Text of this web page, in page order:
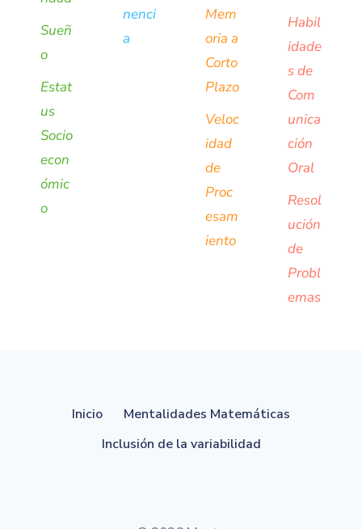
Sueñ
o
Estat
us
Socio
econ
ómic
o
nenci
a
Mem
oria a
Corto
Plazo
Veloc
idad
de
Proc
esam
iento
Habil
idade
s de
Com
unica
ción
Oral
Resol
ución
de
Probl
emas
Inicio
Mentalidades Matemáticas
Inclusión de la variabilidad